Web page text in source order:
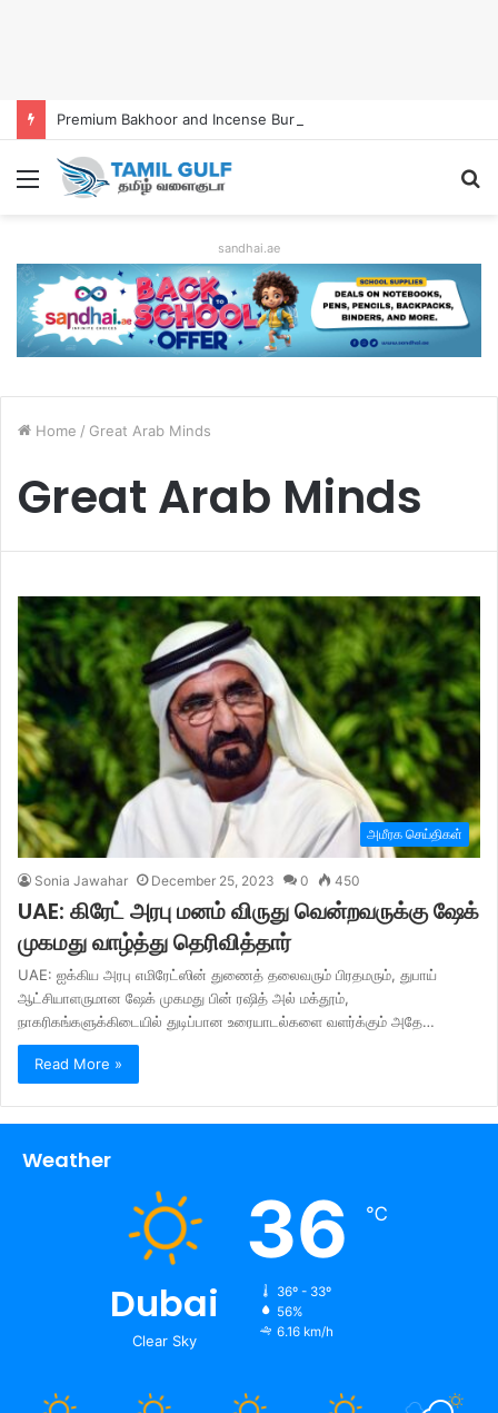
Menu
sandhai.ae
Home / Great Arab Minds
Great Arab Minds
அமீரக செய்திகள்
Sonia Jawahar December 25, 2023 0 450
UAE: கிரேட் அரபு மனம் விருது வென்றவருக்கு ஷேக்
முகமது வாழ்த்து தெரிவித்தார்
UAE: ஐக்கிய அரபு எமிரேட்ஸின் துணைத் தலைவரும் பிரதமரும், துபாய்
ஆட்சியாளருமான ஷேக் முகமது பின் ரஷித் அல் மக்தூம்,
நாகரிகங்களுக்கிடையில் துடிப்பான உரையாடல்களை வளர்க்கும் அதே…
Read More »
Weather
Dubai
Clear Sky
36 ℃
36º - 33º
56%
6.16 km/h